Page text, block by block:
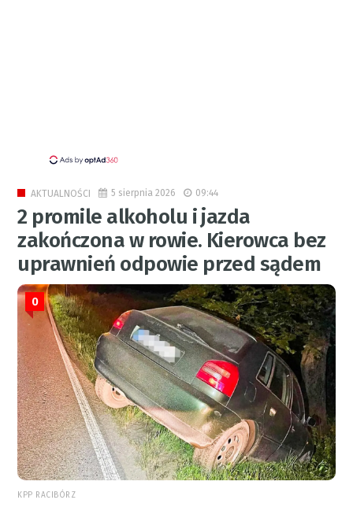
AKTUALNOŚCI 5 sierpnia 2026 09:44
2 promile alkoholu i jazda
zakończona w rowie. Kierowca bez
uprawnień odpowie przed sądem
0
KPP RACIBÓRZ